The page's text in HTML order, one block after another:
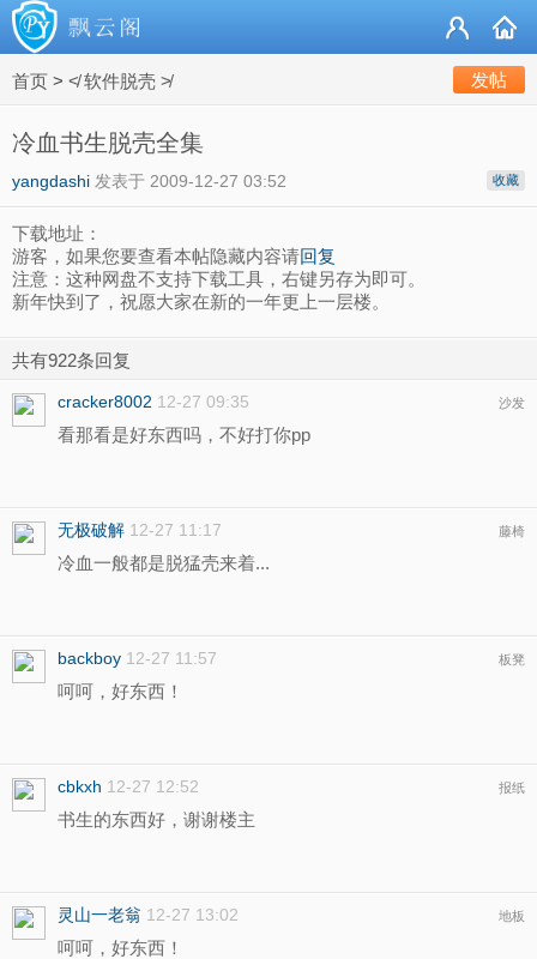
首页 > ≮ 软件脱壳 ≯ 发帖
冷血书生脱壳全集
收藏
yangdashi 发表于 2009-12-27 03:52
下载地址：
游客，如果您要查看本帖隐藏内容请回复
注意：这种网盘不支持下载工具，右键另存为即可。
新年快到了，祝愿大家在新的一年更上一层楼。
共有922条回复
cracker8002 12-27 09:35 沙发
看那看是好东西吗，不好打你pp
无极破解 12-27 11:17 藤椅
冷血一般都是脱猛壳来着...
backboy 12-27 11:57 板凳
呵呵，好东西！
cbkxh 12-27 12:52 报纸
书生的东西好，谢谢楼主
灵山一老翁 12-27 13:02 地板
呵呵，好东西！